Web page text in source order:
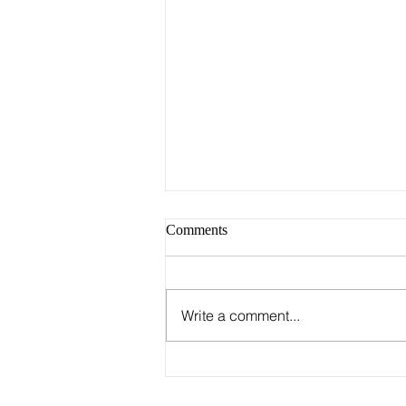
Comments
Write a comment...